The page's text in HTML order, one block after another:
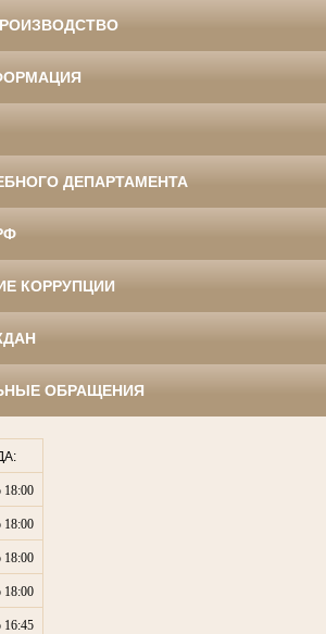
ДЕПАРТАМЕНТА
КОРРУПЦИИ
ОБРАЩЕНИЯ
18:00
18:00
18:00
18:00
16:45